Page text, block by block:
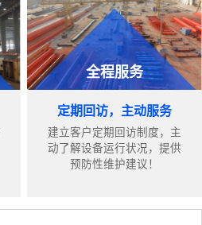
全程服务
定期回访，主动服务
建立客户定期回访制度，主
动了解设备运行状况，提供
预防性维护建议！